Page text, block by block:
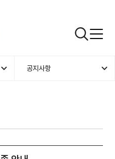
검색열기
2차메뉴
공지사항
식 | ※ 2020년